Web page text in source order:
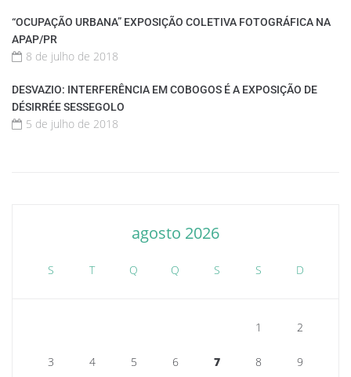
“OCUPAÇÃO URBANA” EXPOSIÇÃO COLETIVA FOTOGRÁFICA NA
APAP/PR
8 de julho de 2018
DESVAZIO: INTERFERÊNCIA EM COBOGOS É A EXPOSIÇÃO DE
DÉSIRRÉE SESSEGOLO
5 de julho de 2018
agosto 2026
S T Q Q S S D
1 2
3 4 5 6 7 8 9